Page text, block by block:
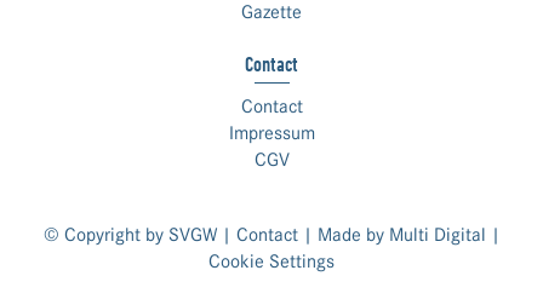
Gazette
Contact
Contact
Impressum
CGV
© Copyright by SVGW | Contact| Made by Multi Digital |
Cookie Settings